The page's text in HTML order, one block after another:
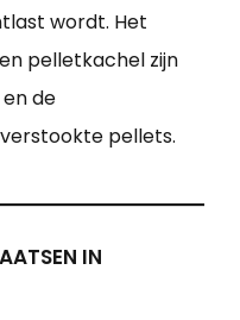
wordt. Het
pelletkachel zijn
de
pellets.
IN